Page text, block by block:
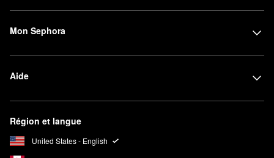
Mon Sephora
Aide
Région et langue
United States - English